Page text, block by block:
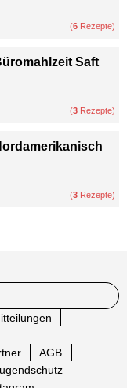
(6 Rezepte)
Saft
(3 Rezepte)
(3 Rezepte)
AGB